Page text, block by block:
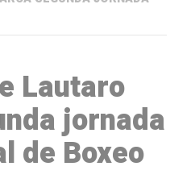
Lautaro
jornada
de Boxeo